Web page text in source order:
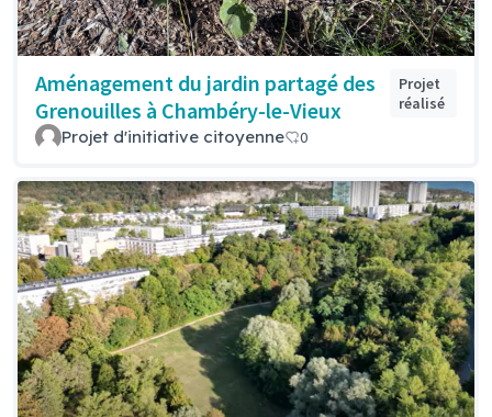
Aménagement du jardin partagé des
Grenouilles à Chambéry-le-Vieux
Projet
réalisé
Projet d'initiative citoyenne 0